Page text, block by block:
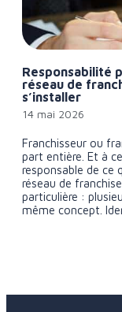
Responsabilité
réseau de
s’installer
14 mai 2026
Franchisseur ou
part entière. Et à
responsable de ce
réseau de
particulière :
même concept.